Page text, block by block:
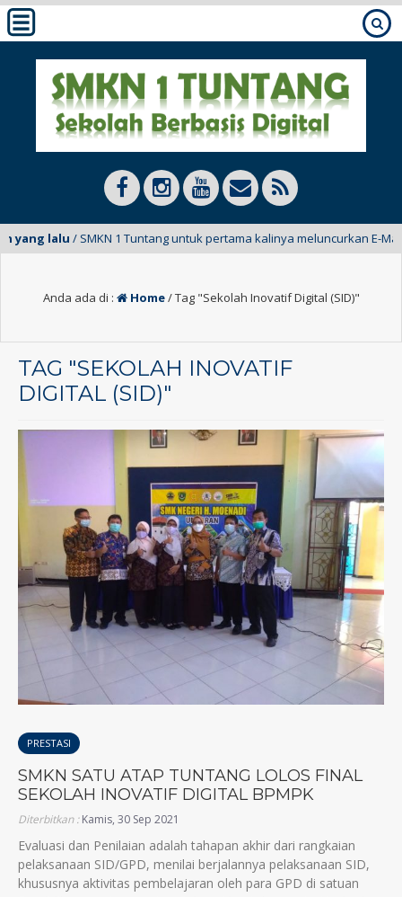
lalu / SMKN 1 Tuntang untuk pertama kalinya meluncurkan E-
Anda ada di : Home/Tag "Sekolah Inovatif Digital (SID)"
TAG "SEKOLAH INOVATIF
DIGITAL (SID)"
PRESTASI
SMKN SATU ATAP TUNTANG LOLOS FINAL
SEKOLAH INOVATIF DIGITAL BPMPK
Diterbitkan :Kamis, 30 Sep 2021
Evaluasi dan Penilaian adalah tahapan akhir dari rangkaian
pelaksanaan SID/GPD, menilai berjalannya pelaksanaan SID,
khususnya aktivitas pembelajaran oleh para GPD di satuan